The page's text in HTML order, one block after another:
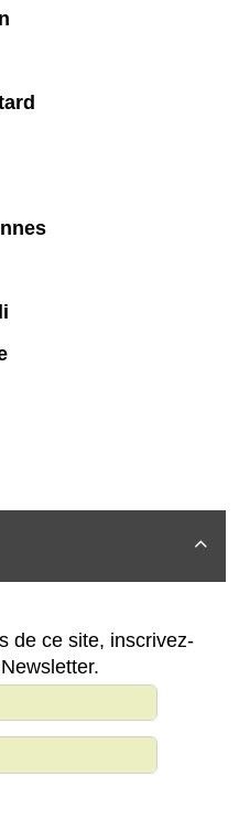

de ce site, inscrivez-